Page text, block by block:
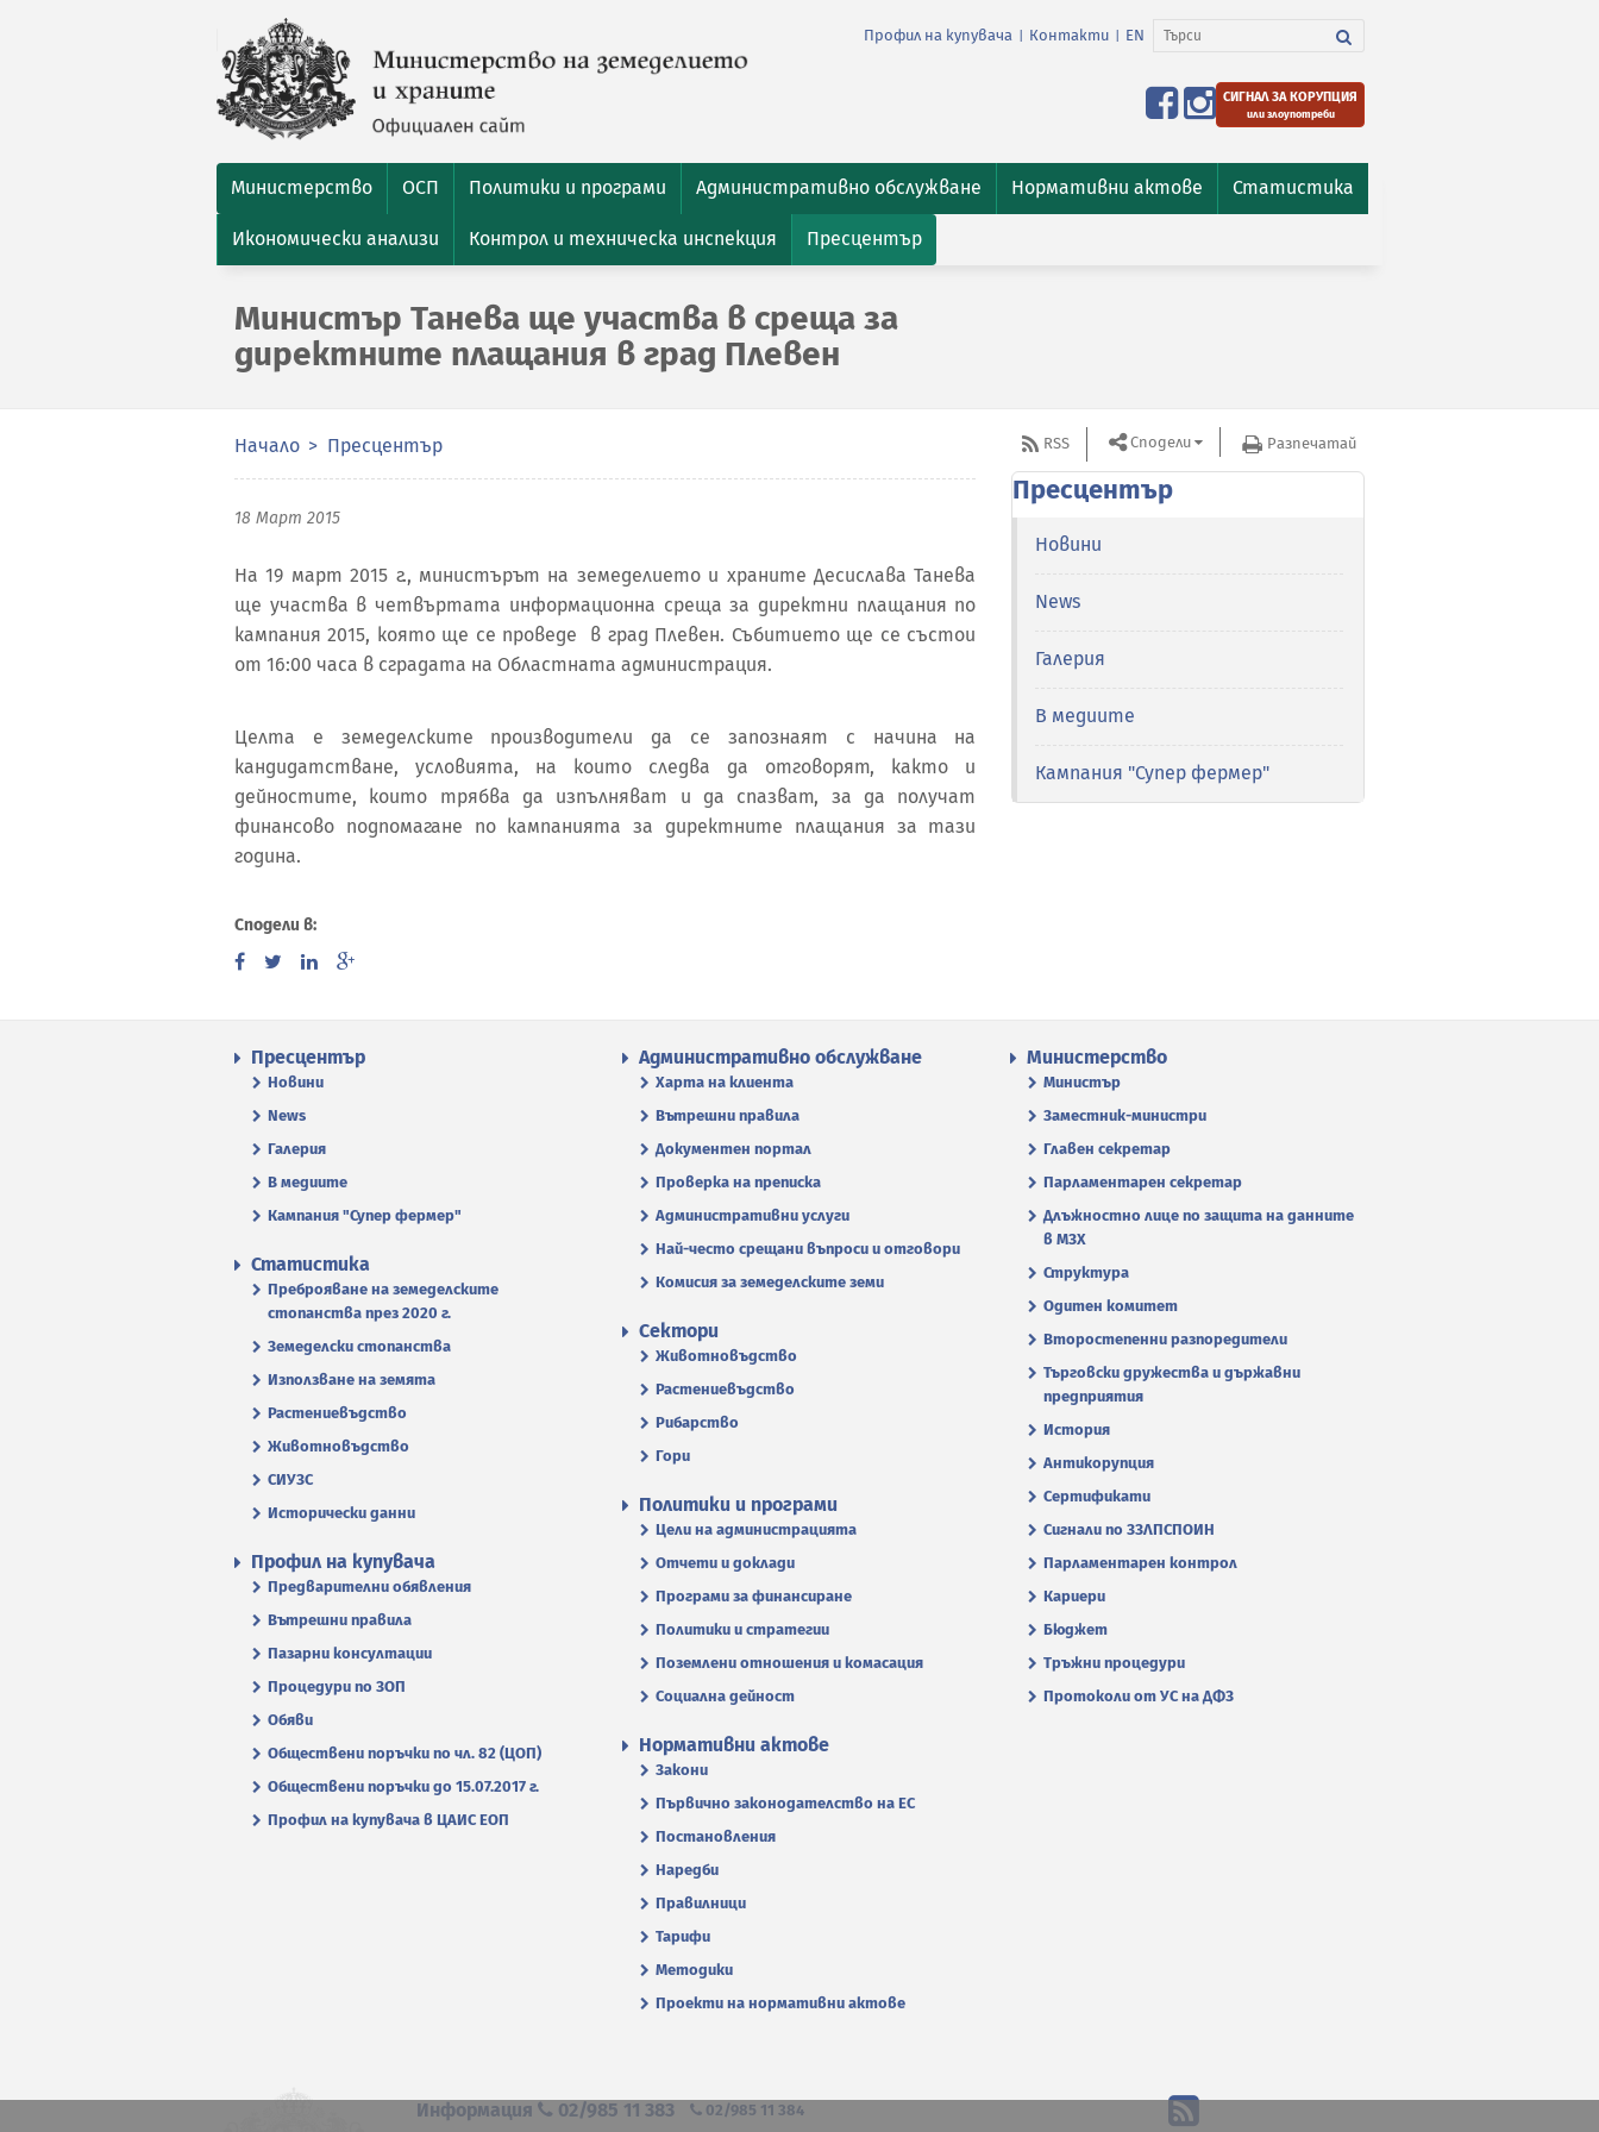
Профил на купувача Контакти EN
СИГНАЛ ЗА КОРУПЦИЯ
или злоупотреби
Министерство ОСП Политики и програми Административно обслужване Нормативни актове Статистика
Икономически анализи Контрол и техническа инспекция Пресцентър
Министър Танева ще участва в среща за
директните плащания в град Плевен
Начало Пресцентър
18 Март 2015
На 19 март 2015 г., министърът на земеделието и храните Десислава Танева
ще участва в четвъртата информационна среща за директни плащания по
кампания 2015, която ще се проведе в град Плевен. Събитието ще се състои
от 16:00 часа в сградата на Областната администрация.
Целта е земеделските производители да се запознаят с начина на
кандидатстване, условията, на които следва да отговорят, както и
дейностите, които трябва да изпълняват и да спазват, за да получат
финансово подпомагане по кампанията за директните плащания за тази
година.
Сподели в:
RSS Сподели Разпечатай
Пресцентър
Новини
News
Галерия
В медиите
Кампания "Супер фермер"
Пресцентър
Новини
News
Галерия
В медиите
Кампания "Супер фермер"
Административно обслужване
Харта на клиента
Вътрешни правила
Документен портал
Проверка на преписка
Административни услуги
Най-често срещани въпроси и отговори
Комисия за земеделските земи
Министерство
Министър
Заместник-министри
Главен секретар
Парламентарен секретар
Длъжностно лице по защита на данните
в МЗХ
Структура
Одитен комитет
Второстепенни разпоредители
Търговски дружества и държавни
предприятия
История
Антикорупция
Сертификати
Сигнали по ЗЗЛПСПОИН
Парламентарен контрол
Кариери
Бюджет
Тръжни процедури
Протоколи от УС на ДФЗ
Статистика
Преброяване на земеделските
стопанства през 2020 г.
Земеделски стопанства
Използване на земята
Растениевъдство
Животновъдство
СИУЗС
Исторически данни
Сектори
Животновъдство
Растениевъдство
Рибарство
Гори
Политики и програми
Цели на администрацията
Отчети и доклади
Програми за финансиране
Политики и стратегии
Поземлени отношения и комасация
Социална дейност
Профил на купувача
Предварителни обявления
Вътрешни правила
Пазарни консултации
Процедури по ЗОП
Обяви
Обществени поръчки по чл. 82 (ЦОП)
Обществени поръчки до 15.07.2017 г.
Профил на купувача в ЦАИС ЕОП
Нормативни актове
Закони
Първично законодателство на ЕС
Постановления
Наредби
Правилници
Тарифи
Методики
Проекти на нормативни актове
Информация 02/985 11 383 02/985 11 384